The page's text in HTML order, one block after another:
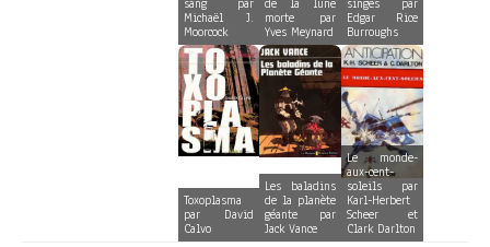
sang par
Michaël J.
Moorcock
de la lune
morte par
Yves Meynard
singes par
Edgar Rice
Burroughs
Toxoplasma
par David
Calvo
Les baladins
de la planète
géante par
Jack Vance
Le monde-
aux-cent-
soleils par
Karl-Herbert
Scheer et
Clark Darlton